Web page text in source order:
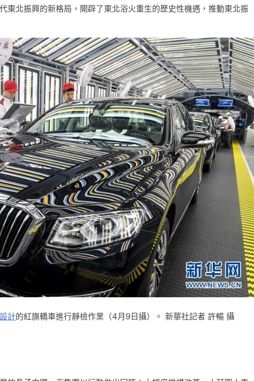
東北振興的新格局，開辟了東北浴火重生的歷史性機遇，推動東北振
計的紅旗轎車進行靜檢作業（4月9日攝）。 新華社記者 許暢 攝